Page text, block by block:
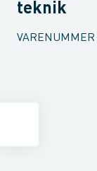
teknik
VARENUMMER